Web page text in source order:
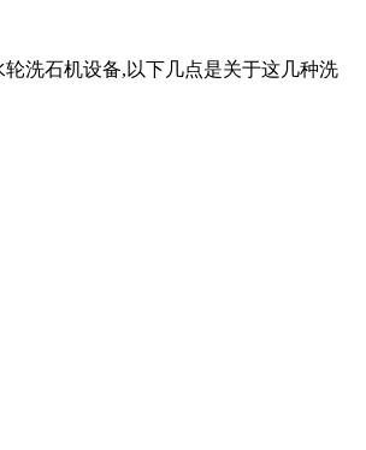
洗石机设备,以下几点是关于这几种洗